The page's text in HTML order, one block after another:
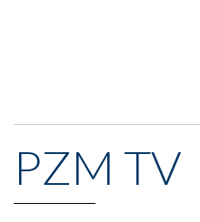
PZM TV